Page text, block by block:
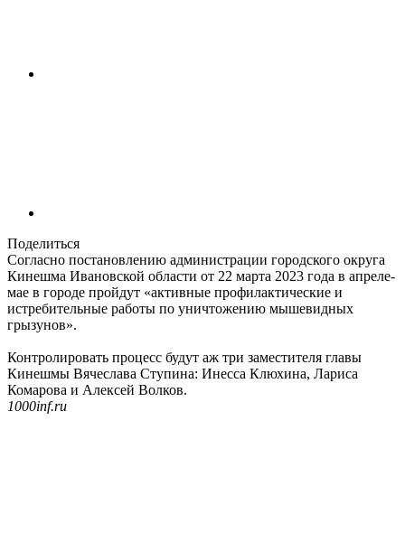
Поделиться
Согласно постановлению администрации городского округа
Кинешма Ивановской области от 22 марта 2023 года в апреле-
мае в городе пройдут «активные профилактические и
истребительные работы по уничтожению мышевидных
грызунов».
Контролировать процесс будут аж три заместителя главы
Кинешмы Вячеслава Ступина: Инесса Клюхина, Лариса
Комарова и Алексей Волков.
1000inf.ru